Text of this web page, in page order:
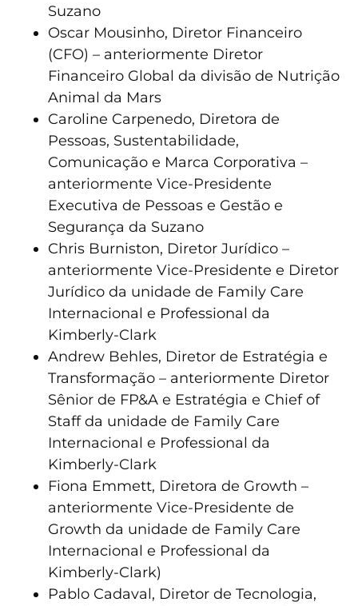
Suzano
Oscar Mousinho, Diretor Financeiro
(CFO) – anteriormente Diretor
Financeiro Global da divisão de Nutrição
Animal da Mars
Caroline Carpenedo, Diretora de
Pessoas, Sustentabilidade,
Comunicação e Marca Corporativa –
anteriormente Vice-Presidente
Executiva de Pessoas e Gestão e
Segurança da Suzano
Chris Burniston, Diretor Jurídico –
anteriormente Vice-Presidente e Diretor
Jurídico da unidade de Family Care
Internacional e Professional da
Kimberly-Clark
Andrew Behles, Diretor de Estratégia e
Transformação – anteriormente Diretor
Sênior de FP&A e Estratégia e Chief of
Staff da unidade de Family Care
Internacional e Professional da
Kimberly-Clark
Fiona Emmett, Diretora de Growth –
anteriormente Vice-Presidente de
Growth da unidade de Family Care
Internacional e Professional da
Kimberly-Clark)
Pablo Cadaval, Diretor de Tecnologia,